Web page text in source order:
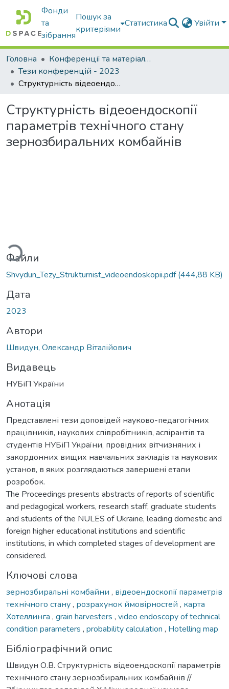
Фонди
та
зібрання
Пошук за
критеріями
Статистика Увійти
Головна
Конференції та матеріали конференцій
Тези конференцій - 2023
Структурність відеоендоскопії параметрів технічного стану зернозбиральних комбайнів
Структурність відеоендоскопії
параметрів технічного стану
зернозбиральних комбайнів
Файли
Shvydun_Tezy_Strukturnist_videoendoskopii.pdf(444,88 KB)
Дата
2023
Автори
Швидун, Олександр Віталійович
Видавець
НУБіП України
Анотація
Представлені тези доповідей науково-педагогічних
працівників, наукових співробітників, аспірантів та
студентів НУБіП України, провідних вітчизняних і
закордонних вищих навчальних закладів та наукових
установ, в яких розглядаються завершені етапи
розробок.
The Proceedings presents abstracts of reports of scientific
and pedagogical workers, research staff, graduate students
and students of the NULES of Ukraine, leading domestic and
foreign higher educational institutions and scientific
institutions, in which completed stages of development are
considered.
Ключові слова
зернозбиральні комбайни , відеоендоскопії параметрів
технічного стану, розрахунок ймовірностей , карта
Хотеллинга , grain harvesters , video endoscopy of technical
condition parameters , probability calculation , Hotelling map
Бібліографічний опис
Швидун О.В. Структурність відеоендоскопії параметрів
технічного стану зернозбиральних комбайнів //